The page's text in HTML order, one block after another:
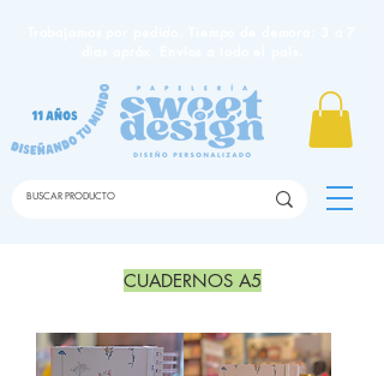
CUADERNOS A5